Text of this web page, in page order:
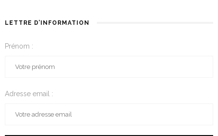
LETTRE D’INFORMATION
Prénom :
Adresse email :